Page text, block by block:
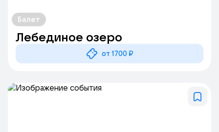
Балет
Лебединое озеро
от 1700 ₽